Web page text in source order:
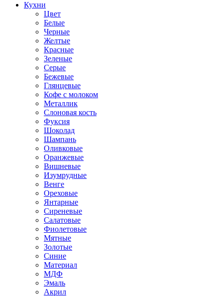
Кухни
Цвет
Белые
Черные
Желтые
Красные
Зеленые
Серые
Бежевые
Глянцевые
Кофе с молоком
Металлик
Слоновая кость
Фуксия
Шоколад
Шампань
Оливковые
Оранжевые
Вишневые
Изумрудные
Венге
Ореховые
Янтарные
Сиреневые
Салатовые
Фиолетовые
Мятные
Золотые
Синие
Материал
МДФ
Эмаль
Акрил